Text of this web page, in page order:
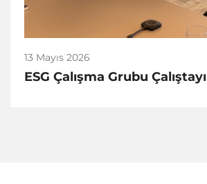
13 Mayıs 2026
ESG Çalışma Grubu Çalıştayı